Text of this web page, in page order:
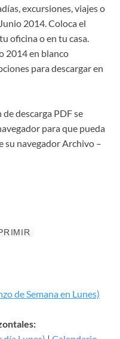
excursiones, viajes o
2014. Coloca el
oficina o en tu casa.
2014 en blanco
para descargar en
descarga PDF se
para que pueda
su navegador Archivo –
de Semana en Lunes)